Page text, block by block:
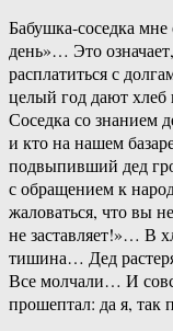
Бабушка-соседка
день»… Это
расплатиться с
целый год дают хлеб
Соседка со знанием
и кто на нашем
подвыпивший дед
с обращением к
жаловаться, что вы
не заставляет!»… В
тишина… Дед
Все молчали… И
прошептал: да я,